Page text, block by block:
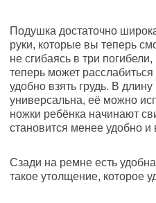
Подушка достаточно
руки, которые вы теперь
не сгибаясь в три
теперь может
удобно взять грудь. В
универсальна, её можно
ножки ребёнка начинают
становится менее удобно и
Сзади на ремне есть
такое утолщение, которое